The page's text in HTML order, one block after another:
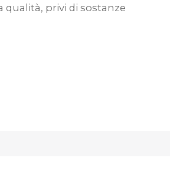
qualità, privi di sostanze